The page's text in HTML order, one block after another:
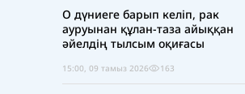
О дүниеге барып келіп, рак
ауруынан құлан-таза айыққан
әйелдің тылсым оқиғасы
15:00, 09 тамыз 2026 163